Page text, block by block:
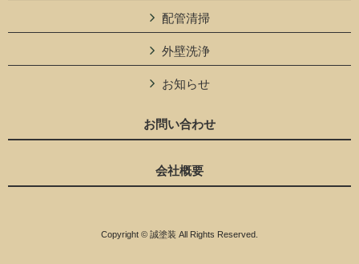
配管清掃
外壁洗浄
お知らせ
お問い合わせ
会社概要
Copyright © 誠塗装 All Rights Reserved.